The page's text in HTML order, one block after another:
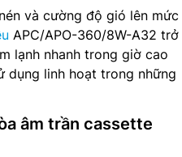
và cường độ gió lên mức
APC/APO-360/8W-A32 trở
lạnh nhanh trong giờ cao
dụng linh hoạt trong những
âm trần cassette